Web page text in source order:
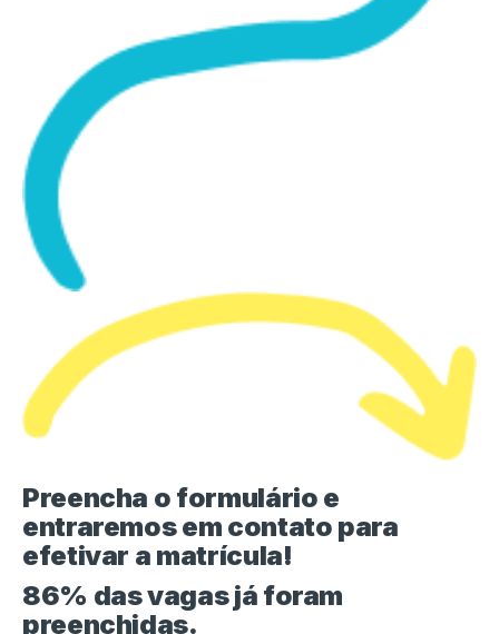
Preencha o formulário e
entraremos em contato para
efetivar a matrícula!
86% das vagas já foram
preenchidas.